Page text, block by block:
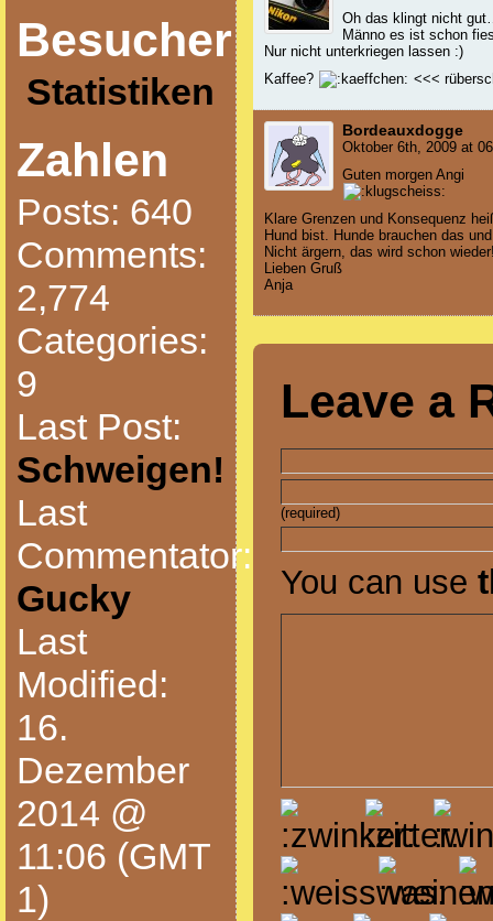
Besucher
Statistiken
Zahlen
Posts: 640
Comments:
2,774
Categories:
9
Last Post:
Schweigen!
Last
Commentator:
Gucky
Last
Modified:
16.
Dezember
2014 @
11:06 (GMT
1)
Oh das klingt nicht
Männo es ist schon
Nur nicht unterkriegen lassen :)
Kaffee?
<<<
Bordeauxdogge
Oktober 6th, 2009 at
Guten morgen Angi
Klare Grenzen und Konsequenz
Hund bist. Hunde brauchen das
Nicht ärgern, das wird schon
Lieben Gruß
Anja
Leave a
(required)
You can use